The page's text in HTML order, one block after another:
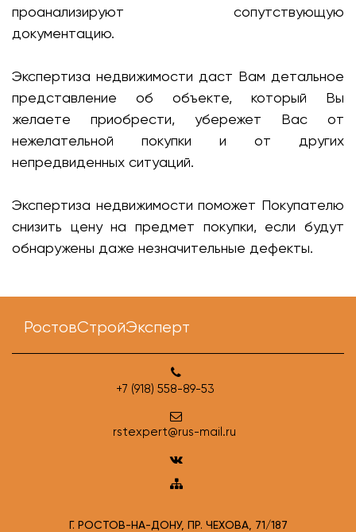
проанализируют сопутствующую
документацию.
Экспертиза недвижимости даст Вам детальное
представление об объекте, который Вы
желаете приобрести, убережет Вас от
нежелательной покупки и от других
непредвиденных ситуаций.
Экспертиза недвижимости поможет Покупателю
снизить цену на предмет покупки, если будут
обнаружены даже незначительные дефекты.
РостовСтройЭксперт
+7 (918) 558-89-53
rstexpert@rus-mail.ru
Г. РОСТОВ-НА-ДОНУ, ПР. ЧЕХОВА, 71/187